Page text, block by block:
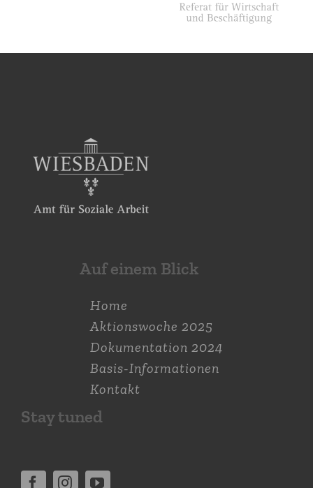
Auf einem Blick
Home
Aktions­woche 2025
Dokumen­tation 2024
Basis-Informationen
Kontakt
Stay tuned